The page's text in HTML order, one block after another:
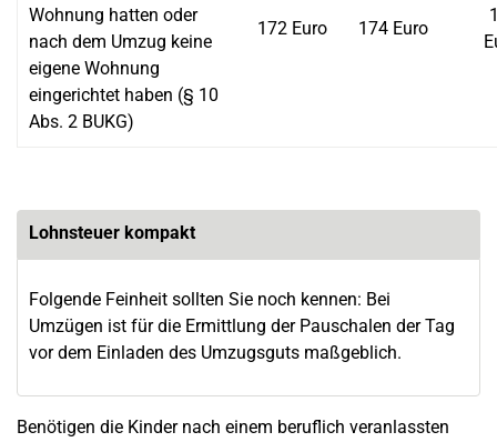
Wohnung hatten oder
nach dem Umzug keine
eigene Wohnung
eingerichtet haben (§ 10
Abs. 2 BUKG)
172 Euro 174 Euro
Lohnsteuer kompakt
Folgende Feinheit sollten Sie noch kennen: Bei
Umzügen ist für die Ermittlung der Pauschalen der Tag
vor dem Einladen des Umzugsguts maßgeblich.
Benötigen die Kinder nach einem beruflich veranlassten